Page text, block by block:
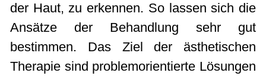
der Haut, zu erkennen. So lassen sich die
Ansätze der Behandlung sehr gut
bestimmen. Das Ziel der ästhetischen
Therapie sind problemorientierte Lösungen